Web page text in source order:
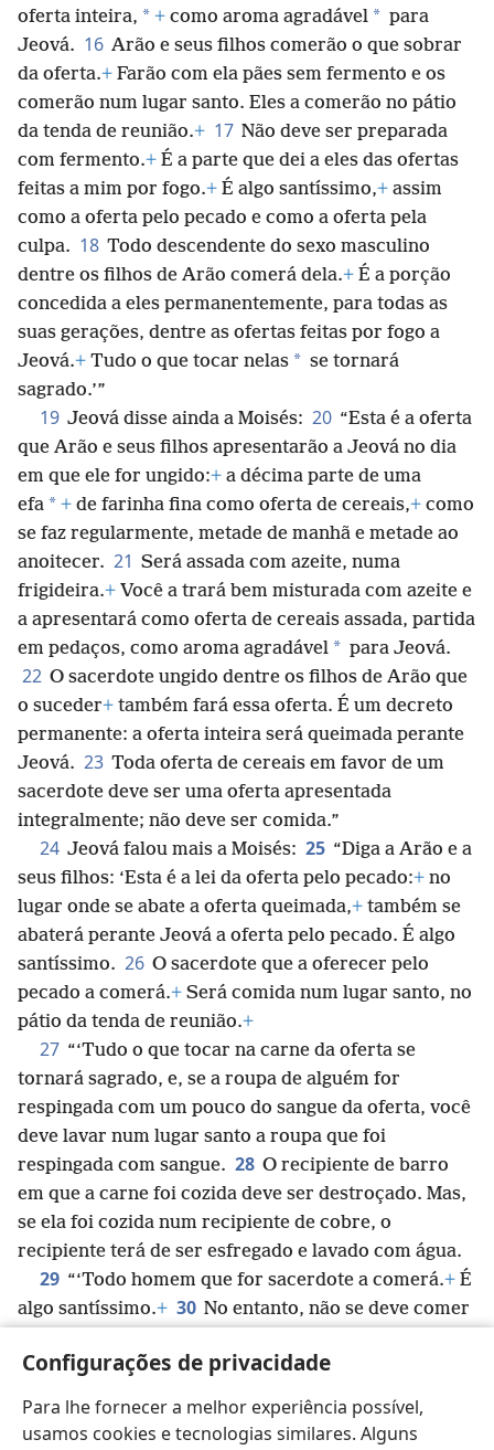
Configurações de privacidade
Para lhe fornecer a melhor experiência possível,
usamos cookies e tecnologias similares. Alguns
oferta inteira, * + como aroma agradável * para
Jeová. 16 Arão e seus filhos comerão o que sobrar
da oferta.+ Farão com ela pães sem fermento e os
comerão num lugar santo. Eles a comerão no pátio
da tenda de reunião.+ 17 Não deve ser preparada
com fermento.+ É a parte que dei a eles das ofertas
feitas a mim por fogo.+ É algo santíssimo,+ assim
como a oferta pelo pecado e como a oferta pela
culpa. 18 Todo descendente do sexo masculino
dentre os filhos de Arão comerá dela.+ É a porção
concedida a eles permanentemente, para todas as
suas gerações, dentre as ofertas feitas por fogo a
Jeová.+ Tudo o que tocar nelas * se tornará
sagrado.’”
19 Jeová disse ainda a Moisés: 20 “Esta é a oferta
que Arão e seus filhos apresentarão a Jeová no dia
em que ele for ungido:+ a décima parte de uma
efa * + de farinha fina como oferta de cereais,+ como
se faz regularmente, metade de manhã e metade ao
anoitecer. 21 Será assada com azeite, numa
frigideira.+ Você a trará bem misturada com azeite e
a apresentará como oferta de cereais assada, partida
em pedaços, como aroma agradável * para Jeová.
22 O sacerdote ungido dentre os filhos de Arão que
o suceder+ também fará essa oferta. É um decreto
permanente: a oferta inteira será queimada perante
Jeová. 23 Toda oferta de cereais em favor de um
sacerdote deve ser uma oferta apresentada
integralmente; não deve ser comida.”
24 Jeová falou mais a Moisés: 25 “Diga a Arão e a
seus filhos: ‘Esta é a lei da oferta pelo pecado:+ no
lugar onde se abate a oferta queimada,+ também se
abaterá perante Jeová a oferta pelo pecado. É algo
santíssimo. 26 O sacerdote que a oferecer pelo
pecado a comerá.+ Será comida num lugar santo, no
pátio da tenda de reunião.+
27 “‘Tudo o que tocar na carne da oferta se
tornará sagrado, e, se a roupa de alguém for
respingada com um pouco do sangue da oferta, você
deve lavar num lugar santo a roupa que foi
respingada com sangue. 28 O recipiente de barro
em que a carne foi cozida deve ser destroçado. Mas,
se ela foi cozida num recipiente de cobre, o
recipiente terá de ser esfregado e lavado com água.
29 “‘Todo homem que for sacerdote a comerá.+ É
algo santíssimo.+ 30 No entanto, não se deve comer
sangue for trazido para dentro da tenda de reunião,
para fazer expiação no lugar santo.
Deve ser
queimada no fogo.